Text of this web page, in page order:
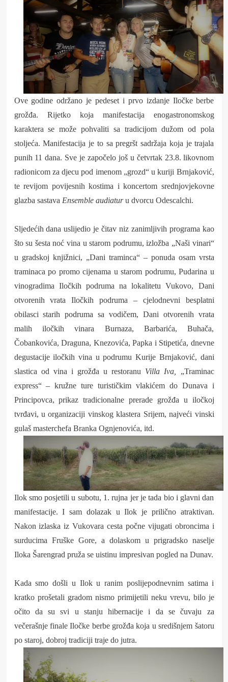
Ove godine održano je pedeset i prvo izdanje Iločke berbe
grožđa. Rijetko koja manifestacija enogastronomskog
karaktera se može pohvaliti sa tradicijom dužom od pola
stoljeća. Manifestacija je to sa pregršt sadržaja koja je trajala
punih 11 dana. Sve je započelo još u četvrtak 23.8. likovnom
radionicom za djecu pod imenom „grozd“ u kuriji Brnjaković,
te revijom povijesnih kostima i koncertom srednjovjekovne
glazba sastava Ensemble audiaturu dvorcu Odescalchi.
Sljedećih dana uslijedio je čitav niz zanimljivih programa kao
što su šesta noć vina u starom podrumu, izložba „Naši vinari“
u gradskoj knjižnici, „Dani traminca“ – ponuda osam vrsta
traminaca po promo cijenama u starom podrumu, Pudarina u
vinogradima Iločkih podruma na lokalitetu Vukovo, Dani
otvorenih vrata Iločkih podruma – cjelodnevni besplatni
obilasci starih podruma sa vodičem, Dani otvorenih vrata
malih iločkih vinara Burnaza, Barbarića, Buhača,
Čobankovića, Draguna, Knezovića, Papka i Stipetića, dnevne
degustacije iločkih vina u podrumu Kurije Brnjaković, dani
slastica od vina i grožđa u restoranu Villa Iva, „Traminac
express“ – kružne ture turističkim vlakićem do Dunava i
Principovca, prikaz tradicionalne prerade grožđa u iločkoj
tvrđavi, u organizaciji vinskog klastera Srijem, najveći vinski
gulaš masterchefa Branka Ognjenovića, itd.
Ilok smo posjetili u subotu, 1. rujna jer je tada bio i glavni dan
manifestacije. I sam dolazak u Ilok je prilično atraktivan.
Nakon izlaska iz Vukovara cesta počne vijugati obroncima i
surducima Fruške Gore, a dolaskom u prigradsko naselje
Iloka Šarengrad pruža se uistinu impresivan pogled na Dunav.
Kada smo došli u Ilok u ranim poslijepodnevnim satima i
kratko prošetali gradom nismo primijetili neku vrevu, bilo je
očito da su svi u stanju hibernacije i da se čuvaju za
večerašnje finale Iločke berbe grožđa koja u središnjem šatoru
po staroj, dobroj tradiciji traje do jutra.